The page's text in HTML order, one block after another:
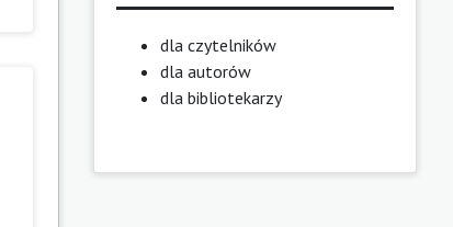
dla czytelników
dla autorów
dla bibliotekarzy